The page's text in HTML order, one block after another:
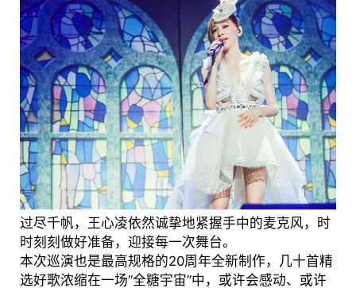
过尽千帆，王心凌依然诚挚地紧握手中的麦克风，时
时刻刻做好准备，迎接每一次舞台。
本次巡演也是最高规格的20周年全新制作，几十首精
选好歌浓缩在一场“全糖宇宙”中，或许会感动、或许